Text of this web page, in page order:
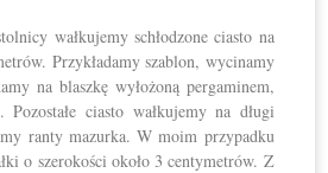
wałkujemy schłodzone ciasto na
Przykładamy szablon, wycinamy
na blaszkę wyłożoną pergaminem,
Pozostałe ciasto wałkujemy na długi
ranty mazurka. W moim przypadku
o szerokości około 3 centymetrów. Z